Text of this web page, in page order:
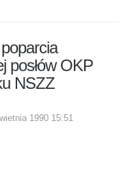
posłów OKP
NSZZ
1990 15:51